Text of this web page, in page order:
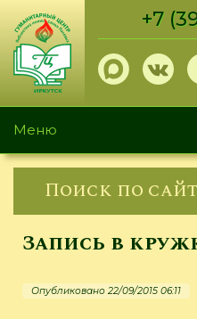
Перейти
основному
содержанию
+7
Меню
Поиск по
Запись в
Опубликовано 22/09/2015 06:11